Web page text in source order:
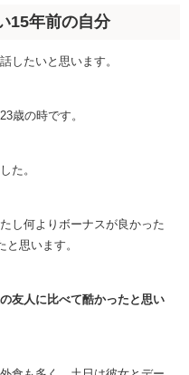
15年前の自分
したいと思います。
歳の時です。
た。
し何よりボーナスが良かった
思います。
友人に比べて酷かったと思い